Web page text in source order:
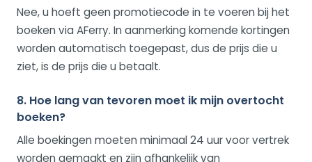
Nee, u hoeft geen promotiecode in te voeren bij het
boeken via AFerry. In aanmerking komende kortingen
worden automatisch toegepast, dus de prijs die u
ziet, is de prijs die u betaalt.
8. Hoe lang van tevoren moet ik mijn overtocht
boeken?
Alle boekingen moeten minimaal 24 uur voor vertrek
worden gemaakt en zijn afhankelijk van